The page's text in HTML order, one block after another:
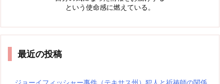
という使命感に燃えている。
最近の投稿
ジョーイフィッシャー事件（テキサス州）犯人と祈祷師の関係